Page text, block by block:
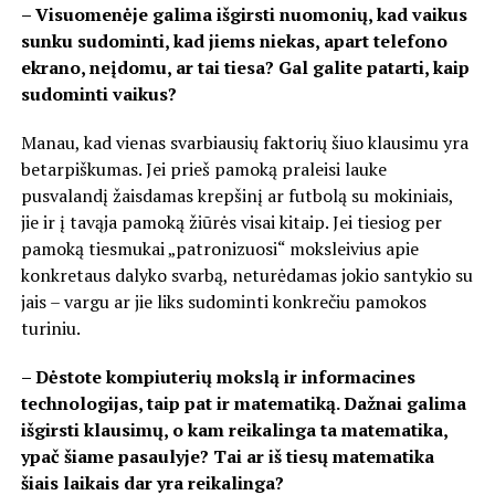
– Visuomenėje galima išgirsti nuomonių, kad vaikus
sunku sudominti, kad jiems niekas, apart telefono
ekrano, neįdomu, ar tai tiesa? Gal galite patarti, kaip
sudominti vaikus?
Manau, kad vienas svarbiausių faktorių šiuo klausimu yra
betarpiškumas. Jei prieš pamoką praleisi lauke
pusvalandį žaisdamas krepšinį ar futbolą su mokiniais,
jie ir į tavąja pamoką žiūrės visai kitaip. Jei tiesiog per
pamoką tiesmukai „patronizuosi“ moksleivius apie
konkretaus dalyko svarbą, neturėdamas jokio santykio su
jais – vargu ar jie liks sudominti konkrečiu pamokos
turiniu.
– Dėstote kompiuterių mokslą ir informacines
technologijas, taip pat ir matematiką. Dažnai galima
išgirsti klausimų, o kam reikalinga ta matematika,
ypač šiame pasaulyje? Tai ar iš tiesų matematika
šiais laikais dar yra reikalinga?